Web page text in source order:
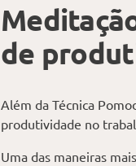
de
Além da Técnica
produtividade no
Uma das maneiras